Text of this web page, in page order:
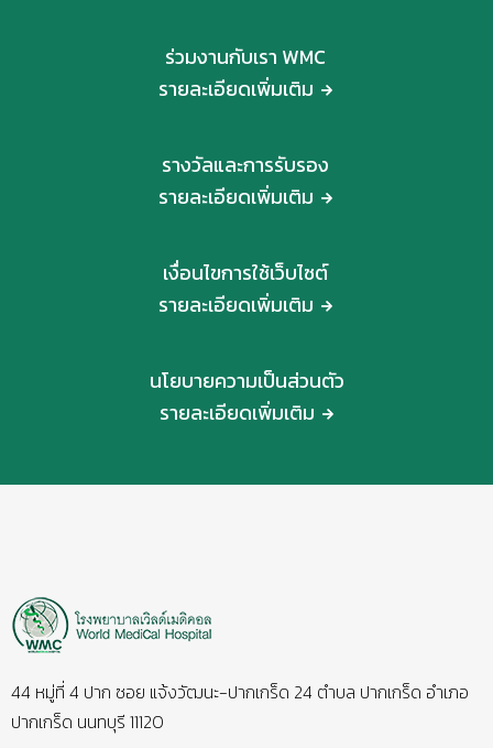
ร่วมงานกับเรา WMC
รายละเอียดเพิ่มเติม
รางวัลและการรับรอง
รายละเอียดเพิ่มเติม
เงื่อนไขการใช้เว็บไซต์
รายละเอียดเพิ่มเติม
นโยบายความเป็นส่วนตัว
รายละเอียดเพิ่มเติม
44 หมู่ที่ 4 ปาก ซอย แจ้งวัฒนะ-ปากเกร็ด 24 ตำบล ปากเกร็ด อำเภอ
ปากเกร็ด นนทบุรี 11120